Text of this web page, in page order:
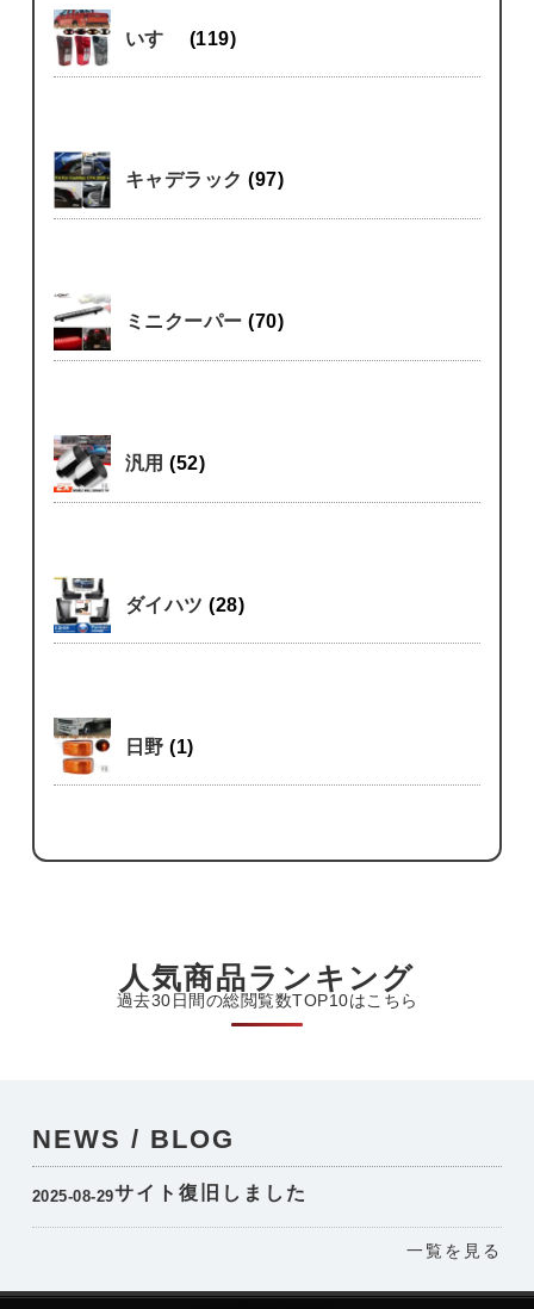
いすゞ (119)
キャデラック(97)
ミニクーパー(70)
汎用(52)
ダイハツ(28)
日野(1)
人気商品ランキング
過去30日間の総閲覧数TOP10はこちら
NEWS / BLOG
2025-08-29サイト復旧しました
一覧を見る